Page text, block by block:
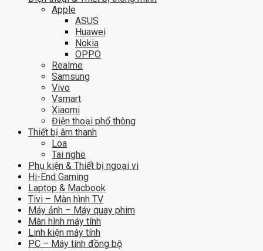
Apple
ASUS
Huawei
Nokia
OPPO
Realme
Samsung
Vivo
Vsmart
Xiaomi
Điện thoại phổ thông
Thiết bị âm thanh
Loa
Tai nghe
Phụ kiện & Thiết bị ngoại vi
Hi-End Gaming
Laptop & Macbook
Tivi – Màn hình TV
Máy ảnh – Máy quay phim
Màn hình máy tính
Linh kiện máy tính
PC – Máy tính đồng bộ